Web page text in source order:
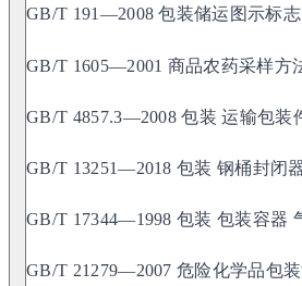
GB/T 191—2008 包装储运图示标志
GB/T 1605—2001 商品农药采样方
GB/T 4857.3—2008 包装 运输包装
GB/T 13251—2018 包装 钢桶封闭
GB/T 17344—1998 包装 包装容器
GB/T 21279—2007 危险化学品包